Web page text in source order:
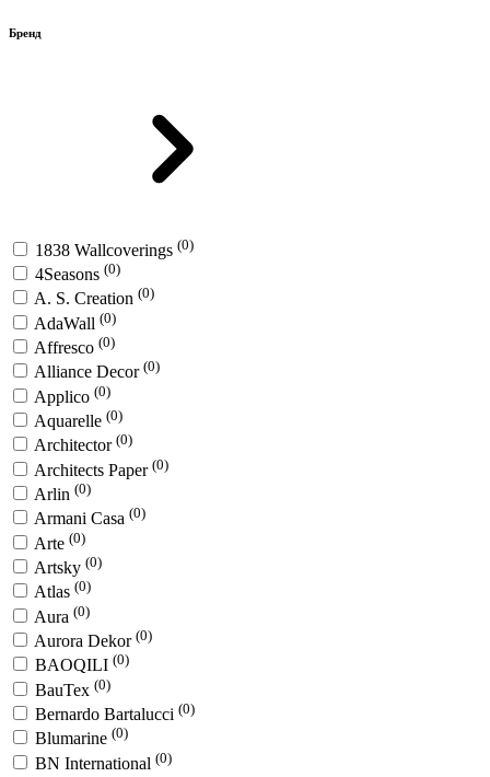
Бренд
1838 Wallcoverings (0)
4Seasons (0)
A. S. Creation (0)
AdaWall (0)
Affresco (0)
Alliance Decor (0)
Applico (0)
Aquarelle (0)
Architector (0)
Architects Paper (0)
Arlin (0)
Armani Casa (0)
Arte (0)
Artsky (0)
Atlas (0)
Aura (0)
Aurora Dekor (0)
BAOQILI (0)
BauTex (0)
Bernardo Bartalucci (0)
Blumarine (0)
BN International (0)